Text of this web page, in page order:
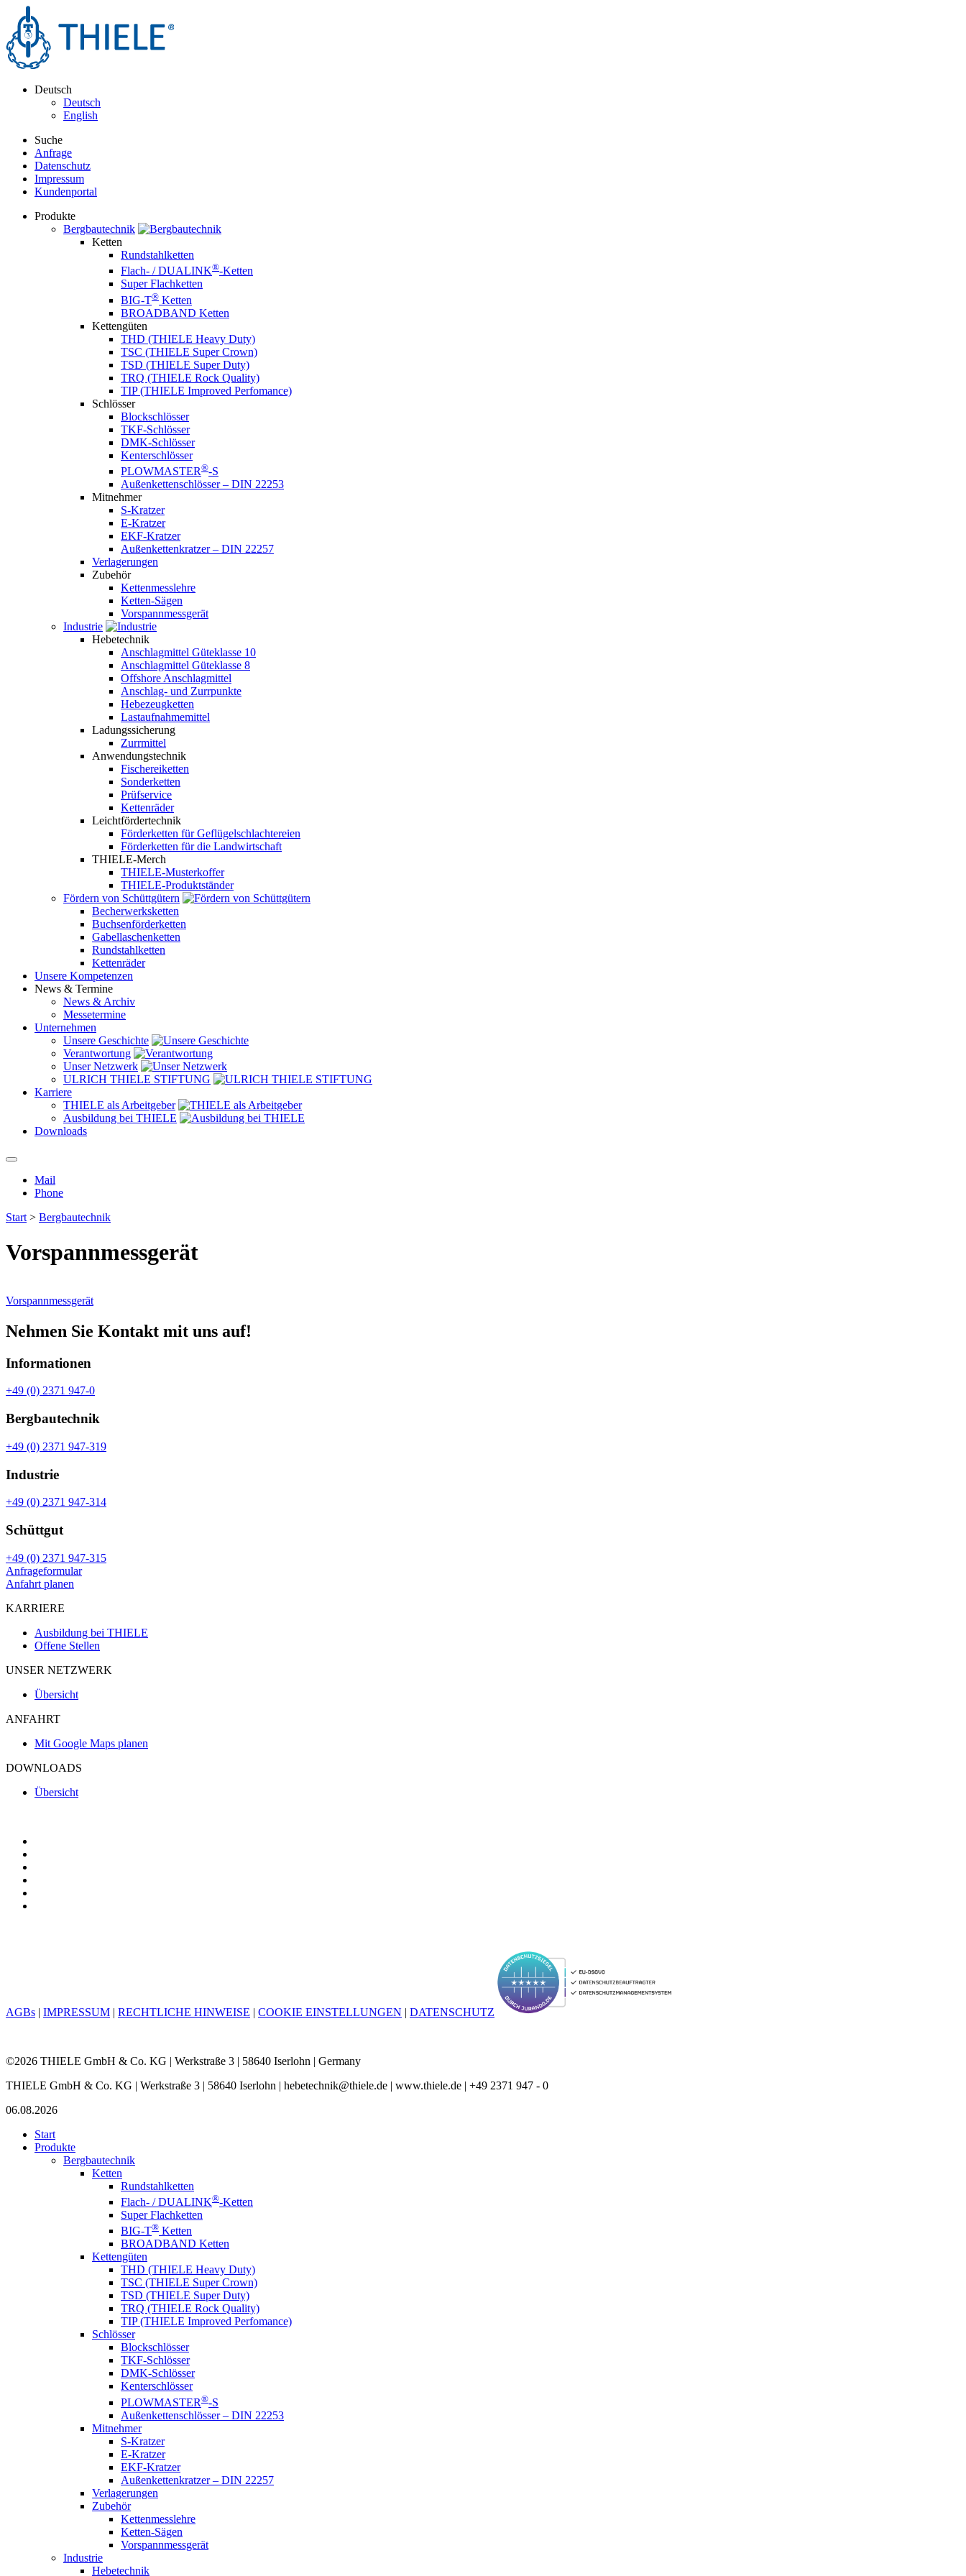
Deutsch
Deutsch
English
Suche
Anfrage
Datenschutz
Impressum
Kundenportal
Produkte
Bergbautechnik
Ketten
Rundstahlketten
Flach- / DUALINK®-Ketten
Super Flachketten
BIG-T® Ketten
BROADBAND Ketten
Kettengüten
THD (THIELE Heavy Duty)
TSC (THIELE Super Crown)
TSD (THIELE Super Duty)
TRQ (THIELE Rock Quality)
TIP (THIELE Improved Perfomance)
Schlösser
Blockschlösser
TKF-Schlösser
DMK-Schlösser
Kenterschlösser
PLOWMASTER®-S
Außenkettenschlösser – DIN 22253
Mitnehmer
S-Kratzer
E-Kratzer
EKF-Kratzer
Außenkettenkratzer – DIN 22257
Verlagerungen
Zubehör
Kettenmesslehre
Ketten-Sägen
Vorspannmessgerät
Industrie
Hebetechnik
Anschlagmittel Güteklasse 10
Anschlagmittel Güteklasse 8
Offshore Anschlagmittel
Anschlag- und Zurrpunkte
Hebezeugketten
Lastaufnahmemittel
Ladungssicherung
Zurrmittel
Anwendungstechnik
Fischereiketten
Sonderketten
Prüfservice
Kettenräder
Leichtfördertechnik
Förderketten für Geflügelschlachtereien
Förderketten für die Landwirtschaft
THIELE-Merch
THIELE-Musterkoffer
THIELE-Produktständer
Fördern von Schüttgütern
Becherwerksketten
Buchsenförderketten
Gabellaschenketten
Rundstahlketten
Kettenräder
Unsere Kompetenzen
News & Termine
News & Archiv
Messetermine
Unternehmen
Unsere Geschichte
Verantwortung
Unser Netzwerk
ULRICH THIELE STIFTUNG
Karriere
THIELE als Arbeitgeber
Ausbildung bei THIELE
Downloads
Mail
Phone
Start > Bergbautechnik
Vorspannmessgerät
Vorspannmessgerät
Nehmen Sie Kontakt mit uns auf!
Informationen
+49 (0) 2371 947-0
Bergbautechnik
+49 (0) 2371 947-319
Industrie
+49 (0) 2371 947-314
Schüttgut
+49 (0) 2371 947-315
Anfrageformular
Anfahrt planen
KARRIERE
Ausbildung bei THIELE
Offene Stellen
UNSER NETZWERK
Übersicht
ANFAHRT
Mit Google Maps planen
DOWNLOADS
Übersicht
AGBs | IMPRESSUM | RECHTLICHE HINWEISE | COOKIE EINSTELLUNGEN | DATENSCHUTZ
©2026 THIELE GmbH & Co. KG | Werkstraße 3 | 58640 Iserlohn | Germany
THIELE GmbH & Co. KG | Werkstraße 3 | 58640 Iserlohn | hebetechnik@thiele.de | www.thiele.de | +49 2371 947 - 0
06.08.2026
Start
Produkte
Bergbautechnik
Ketten
Rundstahlketten
Flach- / DUALINK®-Ketten
Super Flachketten
BIG-T® Ketten
BROADBAND Ketten
Kettengüten
THD (THIELE Heavy Duty)
TSC (THIELE Super Crown)
TSD (THIELE Super Duty)
TRQ (THIELE Rock Quality)
TIP (THIELE Improved Perfomance)
Schlösser
Blockschlösser
TKF-Schlösser
DMK-Schlösser
Kenterschlösser
PLOWMASTER®-S
Außenkettenschlösser – DIN 22253
Mitnehmer
S-Kratzer
E-Kratzer
EKF-Kratzer
Außenkettenkratzer – DIN 22257
Verlagerungen
Zubehör
Kettenmesslehre
Ketten-Sägen
Vorspannmessgerät
Industrie
Hebetechnik